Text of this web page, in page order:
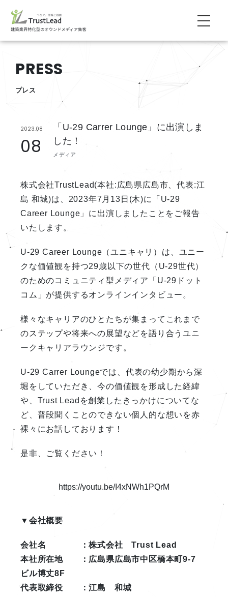
PRESS
プレス
2023.08
08
「U-29 Carrer Lounge」に出演しま
した！
メディア
株式会社TrustLead(本社:広島県広島市、代表:江
島 和城)は、2023年7月13日(木)に「U-29
Career Lounge」に出演しましたことをご報告
いたします。
U-29 Career Lounge（ユニキャリ）は、ユニー
クな価値観を持つ29歳以下の世代（U-29世代）
のためのコミュニティ型メディア「U-29ドット
コム」が提供するオンラインインタビュー。
様々なキャリアのひとたちが集まってこれまで
のステップや将来への展望などを語り合うユニ
ークキャリアラウンジです。
U-29 Carrer Loungeでは、代表の幼少期から深
堀をしていただき、今の価値観を形成した経緯
や、Trust Leadを創業したきっかけについてな
ど、普段聞くことのできない個人的な想いを赤
裸々にお話しております！
是非、ご覧ください！
https://youtu.be/I4xNWh1PQrM
▼会社概要
会社名 ：株式会社 Trust Lead
本社所在地 ：広島県広島市中区橋本町9-7
ビル博丈8F
代表取締役 ：江島 和城